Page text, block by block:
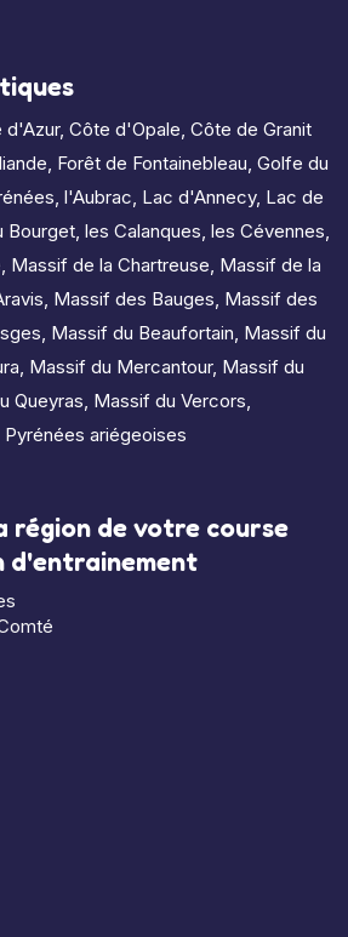
d'Azur, Côte d'Opale, Côte de Granit
, Forêt de Fontainebleau, Golfe du
, l'Aubrac, Lac d'Annecy, Lac de
Bourget, les Calanques, les Cévennes,
, Massif de la Chartreuse, Massif de la
, Massif des Bauges, Massif des
, Massif du Beaufortain, Massif du
, Massif du Mercantour, Massif du
Queyras, Massif du Vercors,
Pyrénées ariégeoises
région de votre course
d'entrainement